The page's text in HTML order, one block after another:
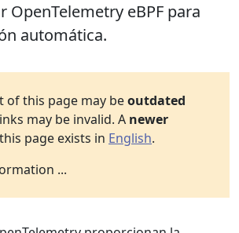
OpenTelemetry eBPF para
automática.
of this page may beoutdated
may be invalid. A newer
page exists in English.
...